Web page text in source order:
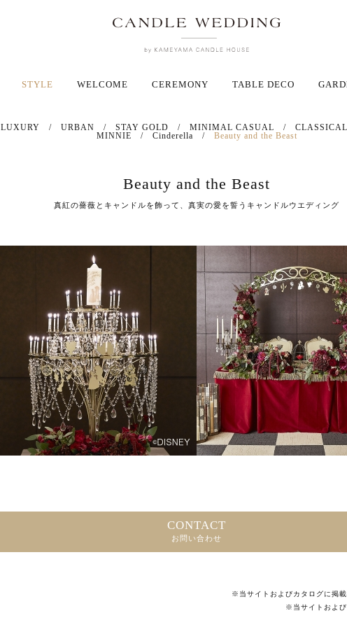
STYLE WELCOME CEREMONY TABLE DECO
LUXURY / URBAN / STAY GOLD / MINIMAL CASUAL / CLASSICAL
MINNIE / Cinderella / Beauty and the Beast
Beauty and the Beast
真紅の薔薇とキャンドルを飾って、真実の愛を誓うキャンドルウエディング
CONTACT
お問い合わせ
※当サイトおよびカタログに掲
※当サイトおよび